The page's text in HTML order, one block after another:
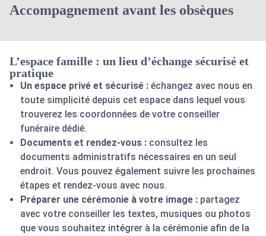
Accompagnement avant les obsèques
L’espace famille : un lieu d’échange sécurisé et
pratique
Un espace privé et sécurisé : échangez avec nous en
toute simplicité depuis cet espace dans lequel vous
trouverez les coordonnées de votre conseiller
funéraire dédié.
Documents et rendez-vous : consultez les
documents administratifs nécessaires en un seul
endroit. Vous pouvez également suivre les prochaines
étapes et rendez-vous avec nous.
Préparer une cérémonie à votre image : partagez
avec votre conseiller les textes, musiques ou photos
que vous souhaitez intégrer à la cérémonie afin de la